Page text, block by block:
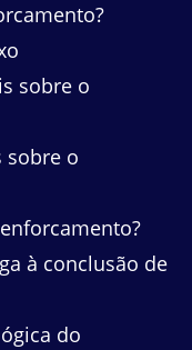
sobre o
sobre o
à conclusão de
do